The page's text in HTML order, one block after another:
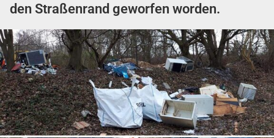
den Straßenrand geworfen worden.